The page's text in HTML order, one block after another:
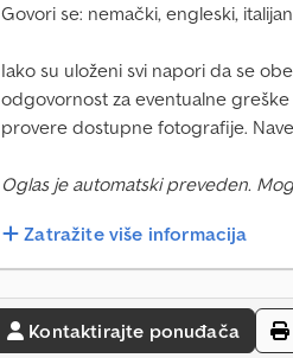
Govori se: nemački, engleski,
Iako su uloženi svi napori da se
odgovornost za eventualne
provere dostupne fotografije.
Oglas je automatski preveden.
Zatražite više informacija
Kontaktirajte ponuđača